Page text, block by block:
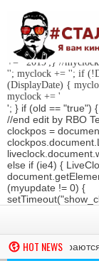
'; } if (old ==
//Date-Time if
'; if (DisplayDate) {
+=
+= ' 2019';} //myclock
''; myclock += ''; if
(DisplayDate) {
myclock += '
'; } if (old == "true")
//end edit by RBO
clockpos =
else if (ie4) {
(myupdate != 0) {
HOT NEWS
разбираются